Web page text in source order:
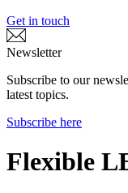
Get in touch
Newsletter
Subscribe to our
latest topics.
Subscribe here
Flexible